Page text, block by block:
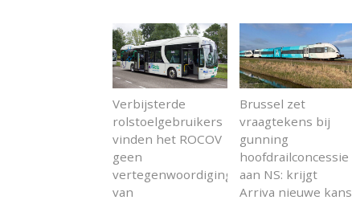
Verbijsterde
rolstoelgebruikers
vinden het ROCOV
geen
vertegenwoordiging
van
Brussel zet
vraagtekens bij
gunning
hoofdrailconcessie
aan NS: krijgt
Arriva nieuwe kans